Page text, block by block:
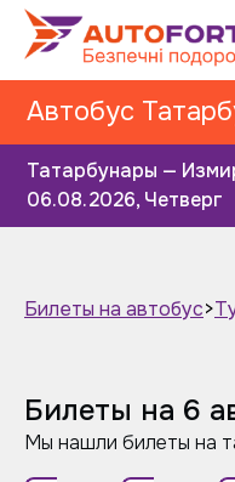
Автобус
Татарбунары —
06.08.2026, Четверг
Билеты на автобус>
Билеты на 6
Мы нашли билеты на